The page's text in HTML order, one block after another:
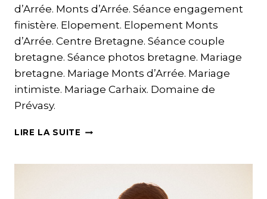
d’Arrée. Monts d’Arrée. Séance engagement
finistère. Elopement. Elopement Monts
d’Arrée. Centre Bretagne. Séance couple
bretagne. Séance photos bretagne. Mariage
bretagne. Mariage Monts d’Arrée. Mariage
intimiste. Mariage Carhaix. Domaine de
Prévasy.
LIRE LA SUITE UNE
DANS